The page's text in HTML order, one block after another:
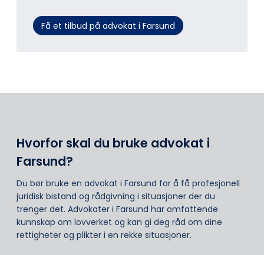
Få et tilbud på advokat i Farsund
Hvorfor skal du bruke advokat i
Farsund?
Du bør bruke en advokat i Farsund for å få profesjonell
juridisk bistand og rådgivning i situasjoner der du
trenger det. Advokater i Farsund har omfattende
kunnskap om lovverket og kan gi deg råd om dine
rettigheter og plikter i en rekke situasjoner.